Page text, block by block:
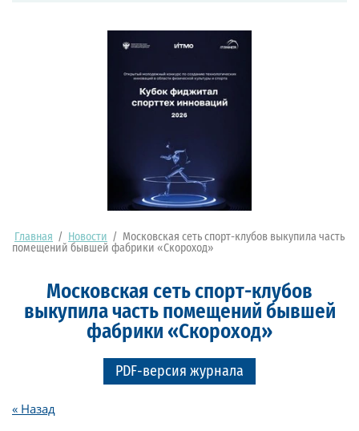
Главная / Новости /
Московская сеть спорт-клубов выкупила часть
помещений бывшей фабрики «Скороход»
Московская сеть спорт-клубов
выкупила часть помещений бывшей
фабрики «Скороход»
PDF-версия журнала
« Назад